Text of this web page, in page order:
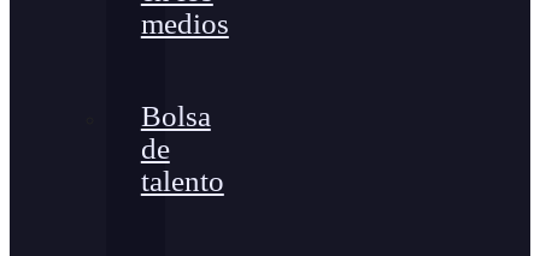
medios
Bolsa
de
talento